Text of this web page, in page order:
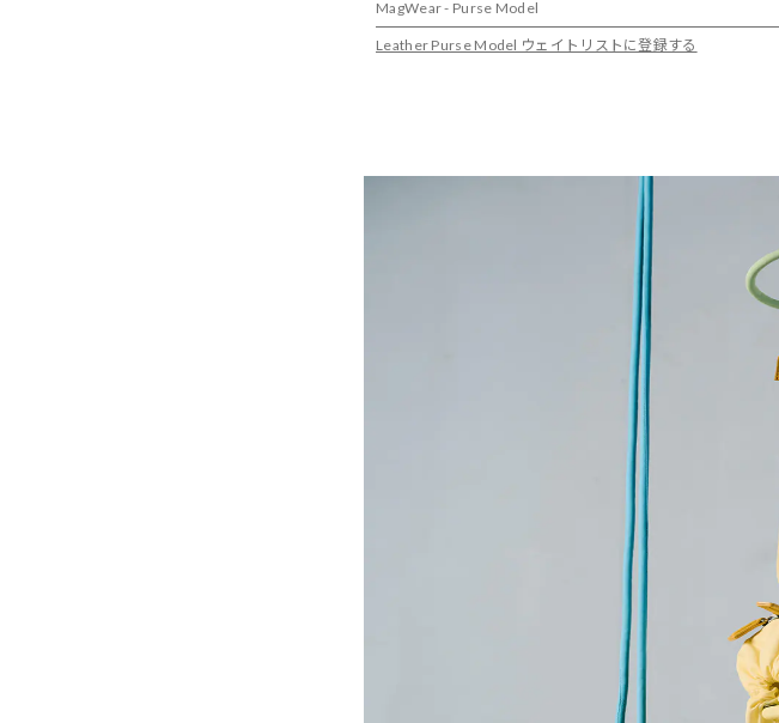
MagWear - Purse Model
Leather Purse Model ウェイトリストに登録する